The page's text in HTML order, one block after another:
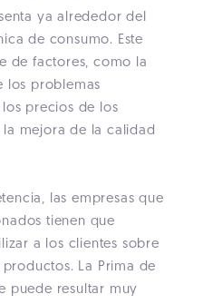
ya alrededor del
de consumo. Este
de factores, como la
los problemas
precios de los
mejora de la calidad
las empresas que
tienen que
a los clientes sobre
La Prima de
puede resultar muy